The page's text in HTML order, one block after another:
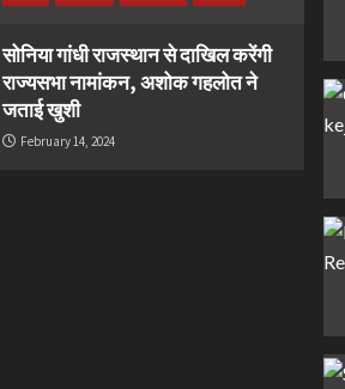
सोनिया गांधी राजस्थान से दाखिल करेंगी
राज्यसभा नामांकन, अशोक गहलोत ने
जताई खुशी
February 14, 2024